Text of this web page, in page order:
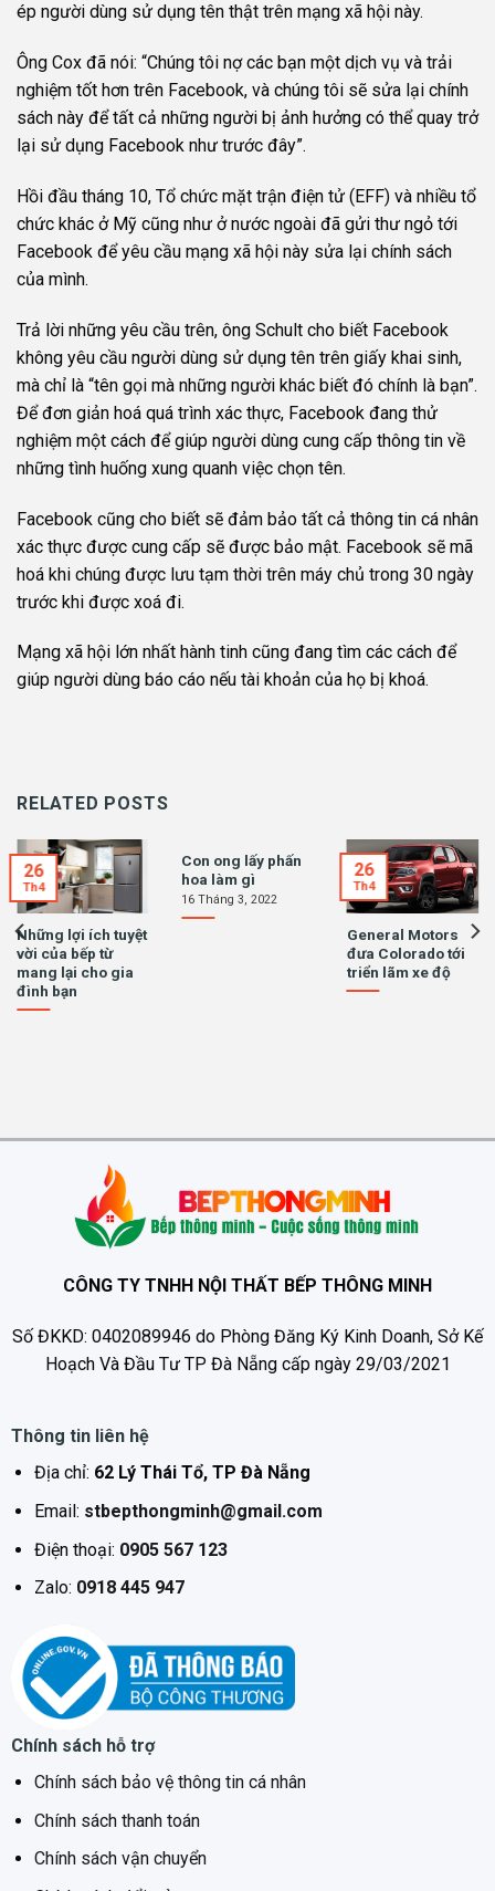
ép người dùng sử dụng tên thật trên mạng xã hội này.
Ông Cox đã nói: “Chúng tôi nợ các bạn một dịch vụ và trải
nghiệm tốt hơn trên Facebook, và chúng tôi sẽ sửa lại chính
sách này để tất cả những người bị ảnh hưởng có thể quay trở
lại sử dụng Facebook như trước đây”.
Hồi đầu tháng 10, Tổ chức mặt trận điện tử (EFF) và nhiều tổ
chức khác ở Mỹ cũng như ở nước ngoài đã gửi thư ngỏ tới
Facebook để yêu cầu mạng xã hội này sửa lại chính sách
của mình.
Trả lời những yêu cầu trên, ông Schult cho biết Facebook
không yêu cầu người dùng sử dụng tên trên giấy khai sinh,
mà chỉ là “tên gọi mà những người khác biết đó chính là bạn”.
Để đơn giản hoá quá trình xác thực, Facebook đang thử
nghiệm một cách để giúp người dùng cung cấp thông tin về
những tình huống xung quanh việc chọn tên.
Facebook cũng cho biết sẽ đảm bảo tất cả thông tin cá nhân
xác thực được cung cấp sẽ được bảo mật. Facebook sẽ mã
hoá khi chúng được lưu tạm thời trên máy chủ trong 30 ngày
trước khi được xoá đi.
Mạng xã hội lớn nhất hành tinh cũng đang tìm các cách để
giúp người dùng báo cáo nếu tài khoản của họ bị khoá.
RELATED POSTS
Những lợi ích tuyệt
vời của bếp từ
mang lại cho gia
đình bạn
26
Th4
Con ong lấy phấn
hoa làm gì
16 Tháng 3, 2022
General Motors
đưa Colorado tới
triển lãm xe độ
26
Th4
CÔNG TY TNHH NỘI THẤT BẾP THÔNG MINH
Số ĐKKD: 0402089946 do Phòng Đăng Ký Kinh Doanh, Sở Kế
Hoạch Và Đầu Tư TP Đà Nẵng cấp ngày 29/03/2021
Thông tin liên hệ
Địa chỉ: 62 Lý Thái Tổ, TP Đà Nẵng
Email: stbepthongminh@gmail.com
Điện thoại: 0905 567 123
Zalo: 0918 445 947
Chính sách hỗ trợ
Chính sách bảo vệ thông tin cá nhân
Chính sách thanh toán
Chính sách vận chuyển